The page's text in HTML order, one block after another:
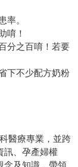
率。
唷！
分之百唷！若要
下不少配方奶粉
醫療專業，並跨
訊、孕產婦權
念及知識，帶領